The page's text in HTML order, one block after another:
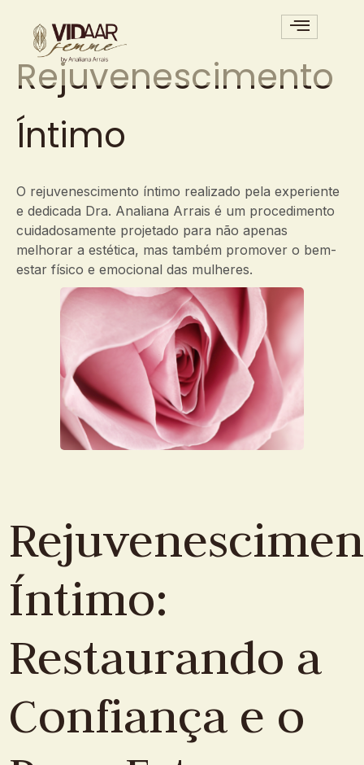
Rejuvenescimento
Íntimo
O rejuvenescimento íntimo realizado pela experiente
e dedicada Dra. Analiana Arrais é um procedimento
cuidadosamente projetado para não apenas
melhorar a estética, mas também promover o bem-
estar físico e emocional das mulheres.
Íntimo:
Restaurando a
Confiança e o